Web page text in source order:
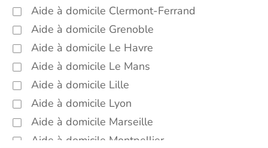
(35000)
Portage de repas Rennes (35000)
Sorties (promenades, rendez-vous
médicaux...) Rennes (35000)
Promenade animaux de compagnie Rennes
(35000)
Soins esthétiques Rennes (35000)
Autres aides à domicile Rennes (35000)
Aide à domicile Clermont-Ferrand
Aide à domicile Grenoble
Aide à domicile Le Havre
Aide à domicile Le Mans
Aide à domicile Lille
Aide à domicile Lyon
Aide à domicile Marseille
Aide à domicile Montpellier